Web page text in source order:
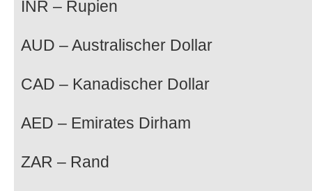
INR – Rupien
AUD – Australischer Dollar
CAD – Kanadischer Dollar
AED – Emirates Dirham
ZAR – Rand